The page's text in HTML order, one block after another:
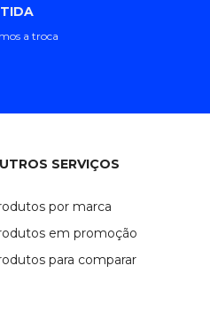
a troca
SERVIÇOS
por marca
em promoção
para comparar